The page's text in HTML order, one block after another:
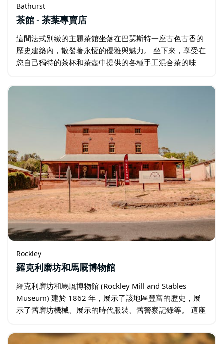
Bathurst
茶館 - 茶葉專賣店
這間法式別緻的主題茶館坐落在巴瑟斯特一座古色古香的
歷史建築內，散發著永恆的優雅與魅力。 坐下來，享受在
您自己獨特的茶杯和茶壺中提供的各種手工混合茶的味
購買，總有一些令人難以抗拒的美食和美食。…
Rockley
羅克利磨坊和馬厩博物館
羅克利磨坊和馬厩博物館 (Rockley Mill and Stables
Museum) 建於 1862 年，展示了該地區豐富的歷史，展
示了舊磨坊機械、展示的時代服裝、舊警察記錄等。 這座